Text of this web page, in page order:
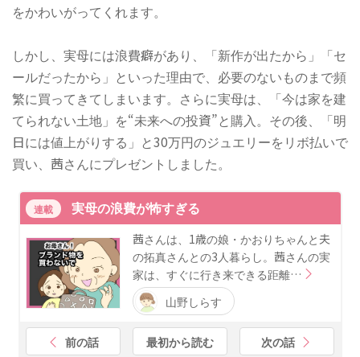
をかわいがってくれます。
しかし、実母には浪費癖があり、「新作が出たから」「セ
ールだったから」といった理由で、必要のないものまで頻
繁に買ってきてしまいます。さらに実母は、「今は家を建
てられない土地」を“未来への投資”と購入。その後、「明
日には値上がりする」と30万円のジュエリーをリボ払いで
買い、茜さんにプレゼントしました。
連載 実母の浪費が怖すぎる
茜さんは、1歳の娘・かおりちゃんと夫
の拓真さんとの3人暮らし。茜さんの実
家は、すぐに行き来できる距離…
山野しらす
前の話 最初から読む 次の話